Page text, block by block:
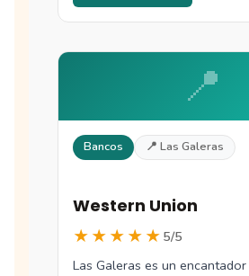
📍
Bancos 📍 Las Galeras
Western Union
★★★★★ 5/5
Las Galeras es un